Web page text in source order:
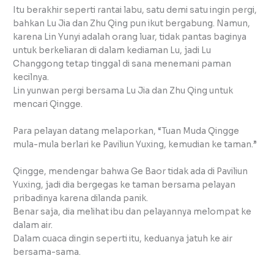
Itu berakhir seperti rantai labu, satu demi satu ingin pergi,
bahkan Lu Jia dan Zhu Qing pun ikut bergabung. Namun,
karena Lin Yunyi adalah orang luar, tidak pantas baginya
untuk berkeliaran di dalam kediaman Lu, jadi Lu
Changgong tetap tinggal di sana menemani paman
kecilnya.
Lin yunwan pergi bersama Lu Jia dan Zhu Qing untuk
mencari Qingge.
Para pelayan datang melaporkan, “Tuan Muda Qingge
mula-mula berlari ke Paviliun Yuxing, kemudian ke taman.”
Qingge, mendengar bahwa Ge Baor tidak ada di Paviliun
Yuxing, jadi dia bergegas ke taman bersama pelayan
pribadinya karena dilanda panik.
Benar saja, dia melihat ibu dan pelayannya melompat ke
dalam air.
Dalam cuaca dingin seperti itu, keduanya jatuh ke air
bersama-sama.